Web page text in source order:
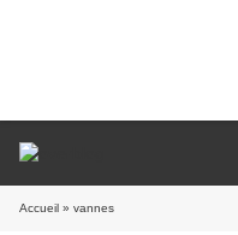
Accueil » vannes